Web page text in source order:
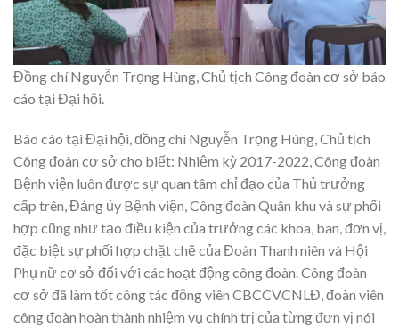
Đồng chí Nguyễn Trọng Hùng, Chủ tịch Công đoàn cơ sở báo
cáo tại Đại hội.
Báo cáo tại Đại hội, đồng chí Nguyễn Trọng Hùng, Chủ tịch
Công đoàn cơ sở cho biết: Nhiệm kỳ 2017-2022, Công đoàn
Bệnh viện luôn được sự quan tâm chỉ đạo của Thủ trưởng
cấp trên, Đảng ủy Bệnh viện, Công đoàn Quân khu và sự phối
hợp cũng như tạo điều kiện của trưởng các khoa, ban, đơn vị,
đặc biệt sự phối hợp chặt chẽ của Đoàn Thanh niên và Hội
Phụ nữ cơ sở đối với các hoạt động công đoàn. Công đoàn
cơ sở đã làm tốt công tác động viên CBCCVCNLĐ, đoàn viên
công đoàn hoàn thành nhiệm vụ chính trị của từng đơn vị nói